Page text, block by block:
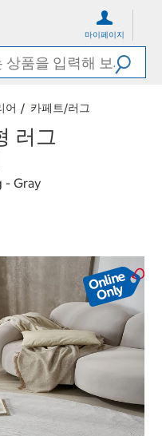
마이페이지
어 카페트/러그
러그
- Gray